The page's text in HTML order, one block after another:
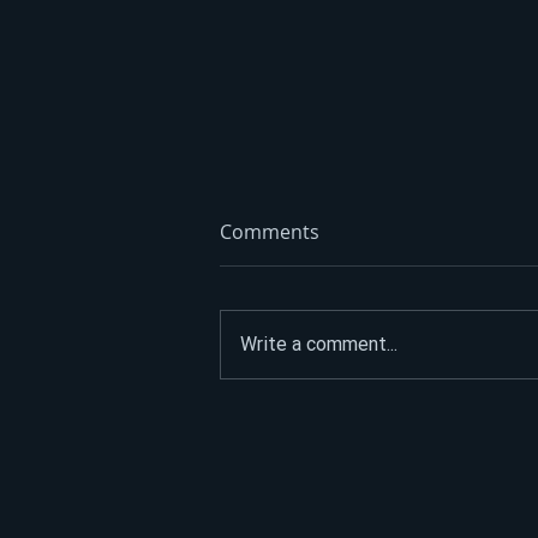
Comments
Write a comment...